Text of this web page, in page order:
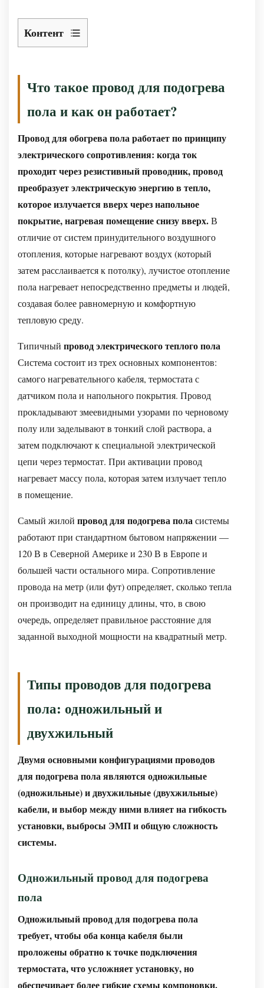
Контент
Что
провод
для
подогрева
и
как
он
работает?
Типы
проводов
для
подогрева
пола:
одножильный
и
двухжильный
провод
для
подогрева
пола
Двухжильный
провод
для
подогрева
пола
Выходная
провода
для
подогрева
пола:
выбор
правильной
мощности
Как
потребляемую
Расстояние
между
теплого
пола:
как
правильно
проложить
Совместимые
покрытия:
какие
лучше
всего
подходят
для
Что такое провод для подогрева
пола и как он работает?
Провод для обогрева пола работает по принципу
электрического сопротивления: когда ток
проходит через резистивный проводник, провод
преобразует электрическую энергию в тепло,
которое излучается вверх через напольное
покрытие, нагревая помещение снизу вверх.В
отличие от систем принудительного воздушного
отопления, которые нагревают воздух (который
затем расслаивается к потолку), лучистое отопление
пола нагревает непосредственно предметы и людей,
создавая более равномерную и комфортную
тепловую среду.
Типичный провод электрического теплого пола
Система состоит из трех основных компонентов:
самого нагревательного кабеля, термостата с
датчиком пола и напольного покрытия. Провод
прокладывают змеевидными узорами по черновому
полу или заделывают в тонкий слой раствора, а
затем подключают к специальной электрической
цепи через термостат. При активации провод
нагревает массу пола, которая затем излучает тепло
в помещение.
Самый жилой провод для подогрева поласистемы
работают при стандартном бытовом напряжении —
120 В в Северной Америке и 230 В в Европе и
большей части остального мира. Сопротивление
провода на метр (или фут) определяет, сколько тепла
он производит на единицу длины, что, в свою
очередь, определяет правильное расстояние для
заданной выходной мощности на квадратный метр.
Типы проводов для подогрева
пола: одножильный и
двухжильный
Двумя основными конфигурациями проводов
для подогрева пола являются одножильные
(одножильные) и двухжильные (двухжильные)
кабели, и выбор между ними влияет на гибкость
установки, выбросы ЭМП и общую сложность
системы.
Одножильный провод для подогрева
пола
Одножильный провод для подогрева пола
требует, чтобы оба конца кабеля были
проложены обратно к точке подключения
термостата, что усложняет установку, но
обеспечивает более гибкие схемы компоновки.